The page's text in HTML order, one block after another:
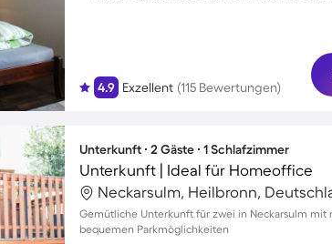
4.9 Exzellent (115 Bewertungen)
Unterkunft ∙ 2 Gäste ∙ 1 Schlafzimmer
Unterkunft | Ideal für Homeoffice
Neckarsulm, Heilbronn,
Gemütliche Unterkunft für zwei in Neckarsulm mit
bequemen Parkmöglichkeiten